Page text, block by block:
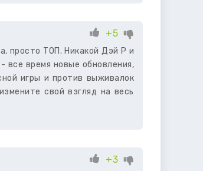
просто ТОП. Никакой Дэй Р и
все время новые обновления,
игры и против выживалок
свой взгляд на весь
+5
+3